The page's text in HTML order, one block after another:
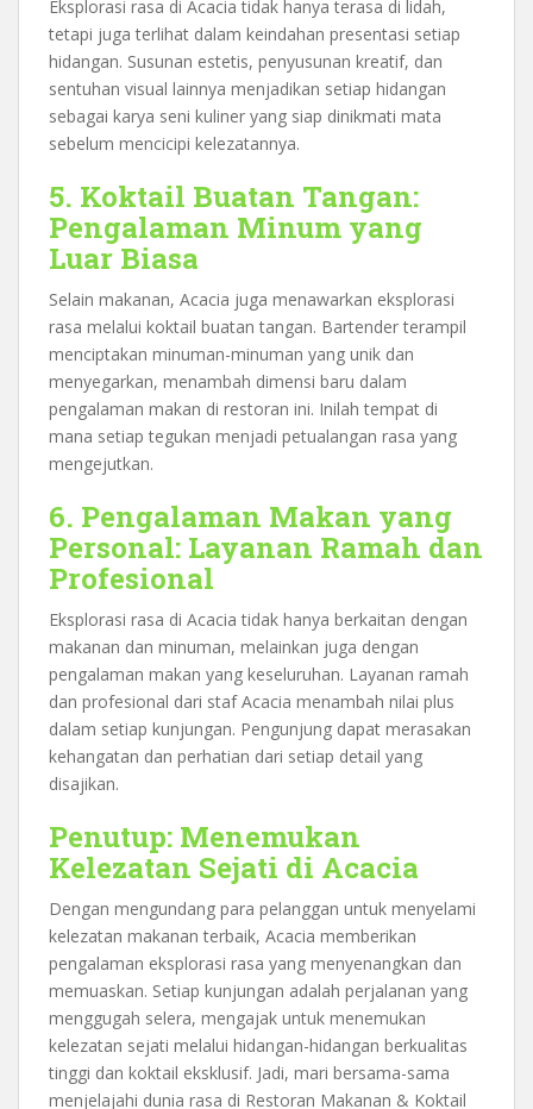
Eksplorasi rasa di Acacia tidak hanya terasa di lidah,
tetapi juga terlihat dalam keindahan presentasi setiap
hidangan. Susunan estetis, penyusunan kreatif, dan
sentuhan visual lainnya menjadikan setiap hidangan
sebagai karya seni kuliner yang siap dinikmati mata
sebelum mencicipi kelezatannya.
5. Koktail Buatan Tangan:
Pengalaman Minum yang
Luar Biasa
Selain makanan, Acacia juga menawarkan eksplorasi
rasa melalui koktail buatan tangan. Bartender terampil
menciptakan minuman-minuman yang unik dan
menyegarkan, menambah dimensi baru dalam
pengalaman makan di restoran ini. Inilah tempat di
mana setiap tegukan menjadi petualangan rasa yang
mengejutkan.
6. Pengalaman Makan yang
Personal: Layanan Ramah dan
Profesional
Eksplorasi rasa di Acacia tidak hanya berkaitan dengan
makanan dan minuman, melainkan juga dengan
pengalaman makan yang keseluruhan. Layanan ramah
dan profesional dari staf Acacia menambah nilai plus
dalam setiap kunjungan. Pengunjung dapat merasakan
kehangatan dan perhatian dari setiap detail yang
disajikan.
Penutup: Menemukan
Kelezatan Sejati di Acacia
Dengan mengundang para pelanggan untuk menyelami
kelezatan makanan terbaik, Acacia memberikan
pengalaman eksplorasi rasa yang menyenangkan dan
memuaskan. Setiap kunjungan adalah perjalanan yang
menggugah selera, mengajak untuk menemukan
kelezatan sejati melalui hidangan-hidangan berkualitas
tinggi dan koktail eksklusif. Jadi, mari bersama-sama
menjelajahi dunia rasa di Restoran Makanan & Koktail